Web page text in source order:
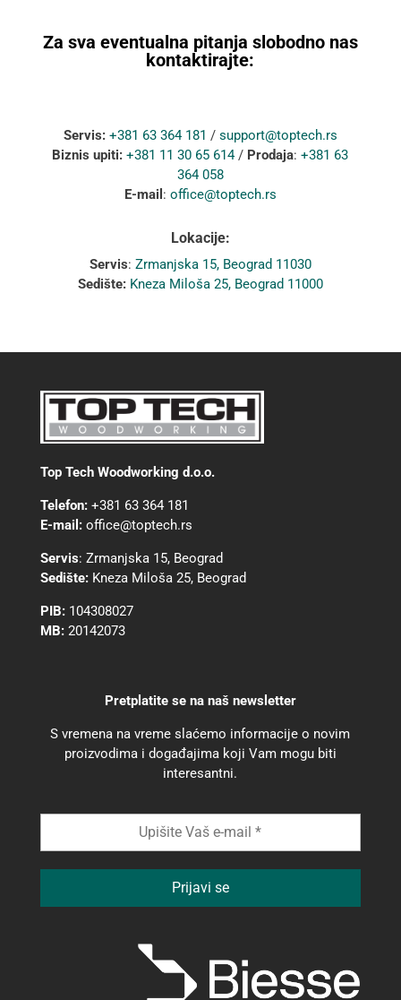
Za sva eventualna pitanja slobodno nas
kontaktirajte:
Servis: +381 63 364 181 / support@toptech.rs
Biznis upiti: +381 11 30 65 614/ Prodaja:+381 63
364 058
E-mail : office@toptech.rs
Lokacije:
Servis: Zrmanjska 15, Beograd 11030
Sedište: Kneza Miloša 25, Beograd 11000
Top Tech Woodworking d.o.o.
Telefon: +381 63 364 181
E-mail: office@toptech.rs
Servis: Zrmanjska 15, Beograd
Sedište: Kneza Miloša 25, Beograd
PIB:104308027
MB:20142073
Pretplatite se na naš newsletter
S vremena na vreme slaćemo informacije o novim
proizvodima i događajima koji Vam mogu biti
interesantni.